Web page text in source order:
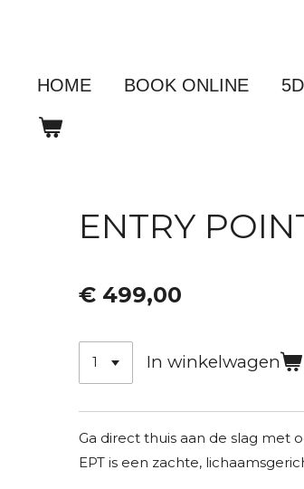
hoofdinhoud
HOME BOOK ONLINE
ENTRY
€ 499,00
In winkelwagen
Ga direct thuis aan de slag met
EPT is een zachte,